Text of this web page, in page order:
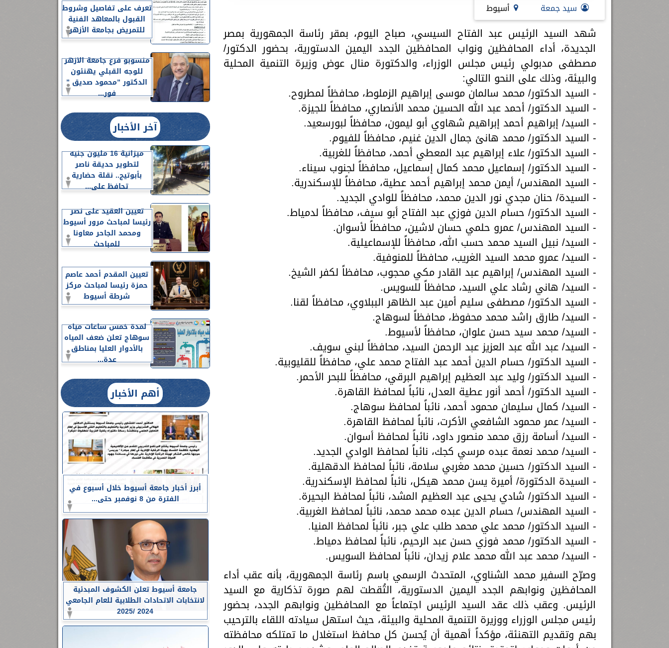
سيد جمعة أسيوط
شهد السيد الرئيس عبد الفتاح السيسي، صباح اليوم، بمقر رئاسة الجمهورية بمصر
الجديدة، أداء المحافظين ونواب المحافظين الجدد اليمين الدستورية، بحضور الدكتور/
مصطفى مدبولي رئيس مجلس الوزراء، والدكتورة منال عوض وزيرة التنمية المحلية
والبيئة، وذلك على النحو التالي:
- السيد الدكتور/ محمد سالمان موسى إبراهيم الزملوط، محافظاً لمطروح.
- السيد الدكتور/ أحمد عبد الله الحسين محمد الأنصاري، محافظاً للجيزة.
- السيد/ إبراهيم أحمد إبراهيم شهاوي أبو ليمون، محافظاً لبورسعيد.
- السيد الدكتور/ محمد هانئ جمال الدين غنيم، محافظاً للفيوم.
- السيد الدكتور/ علاء إبراهيم عبد المعطي أحمد، محافظاً للغربية.
- السيد الدكتور/ إسماعيل محمد كمال إسماعيل، محافظاً لجنوب سيناء.
- السيد المهندس/ أيمن محمد إبراهيم أحمد عطية، محافظاً للإسكندرية.
- السيدة/ حنان مجدي نور الدين محمد، محافظاً للوادي الجديد.
- السيد الدكتور/ حسام الدين فوزي عبد الفتاح أبو سيف، محافظاً لدمياط.
- السيد المهندس/ عمرو حلمي حسان لاشين، محافظاً لأسوان.
- السيد/ نبيل السيد محمد حسب الله، محافظاً للإسماعيلية.
- السيد/ عمرو محمد السيد الغريب، محافظاً للمنوفية.
- السيد المهندس/ إبراهيم عبد القادر مكي محجوب، محافظاً لكفر الشيخ.
- السيد/ هاني رشاد علي السيد، محافظاً للسويس.
- السيد الدكتور/ مصطفى سليم أمين عبد الظاهر الببلاوي، محافظاً لقنا.
- السيد/ طارق راشد محمد محفوظ، محافظاً لسوهاج.
- السيد/ محمد سيد حسن علوان، محافظاً لأسيوط.
- السيد/ عبد الله عبد العزيز عبد الرحمن السيد، محافظاً لبني سويف.
- السيد الدكتور/ حسام الدين أحمد عبد الفتاح محمد علي، محافظاً للقليوبية.
- السيد الدكتور/ وليد عبد العظيم إبراهيم البرقي، محافظاً للبحر الأحمر.
- السيد الدكتور/ أحمد أنور عطية العدل، نائباً لمحافظ القاهرة.
- السيد/ كمال سليمان محمود أحمد، نائباً لمحافظ سوهاج.
- السيد/ عمر محمود الشافعي الأكرت، نائباً لمحافظ القاهرة.
- السيد/ أسامة رزق محمد منصور داود، نائباً لمحافظ أسوان.
- السيد/ محمد نعمة عبده مرسي كجك، نائباً لمحافظ الوادي الجديد.
- السيد الدكتور/ حسين محمد مغربي سلامة، نائباً لمحافظ الدقهلية.
- السيدة الدكتورة/ أميرة يسن محمد هيكل، نائباً لمحافظ الإسكندرية.
- السيد الدكتور/ شادي يحيى عبد العظيم المشد، نائباً لمحافظ البحيرة.
- السيد المهندس/ حسام الدين عبده محمد محمد، نائباً لمحافظ الغربية.
- السيد الدكتور/ محمد علي محمد طلب علي جبر، نائباً لمحافظ المنيا.
- السيد الدكتور/ محمد فوزي حسن عبد الرحيم، نائباً لمحافظ دمياط.
- السيد/ محمد عبد الله محمد علام زيدان، نائباً لمحافظ السويس.
وصرّح السفير محمد الشناوي، المتحدث الرسمي باسم رئاسة الجمهورية، بأنه عقب أداء
المحافظين ونوابهم الجدد اليمين الدستورية، التُقطت لهم صورة تذكارية مع السيد
الرئيس. وعقب ذلك عقد السيد الرئيس اجتماعاً مع المحافظين ونوابهم الجدد، بحضور
رئيس مجلس الوزراء ووزيرة التنمية المحلية والبيئة، حيث استهل سيادته اللقاء بالترحيب
بهم وتقديم التهنئة، مؤكداً أهمية أن يُحسن كل محافظ استغلال ما تمتلكه محافظته
تعرف على تفاصيل وشروط
القبول بالمعاهد الفنية
للتمريض بجامعة الأزهر
منسوبو فرع جامعة الأزهر
للوجه القبلي يهنئون
الدكتور ”محمود صديق ”
فور...
آخر الأخبار
ميزانية 16 مليون جنيه
لتطوير حديقة ناصر
بأبوتيج.. نقلة حضارية
تحافظ على...
تعيين العقيد على نصر
رئيسا لمباحث مرور أسيوط
ومحمد الجاحر معاونا
للمباحث
تعيين المقدم أحمد عاصم
حمزة رئيسا لمباحث مركز
شرطة أسيوط
لمدة خمس ساعات مياه
سوهاج تعلن ضعف المياه
بالأدوار العليا بمناطق
عدة...
أهم الأخبار
أبرز أخبار جامعة أسيوط خلال أسبوع في
الفترة من 8 نوفمبر حتى...
جامعة أسيوط تعلن الكشوف المبدئية
لانتخابات الاتحادات الطلابية للعام الجامعي
2024 /2025